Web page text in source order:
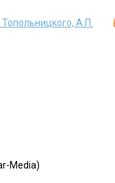
А.П.
Media)